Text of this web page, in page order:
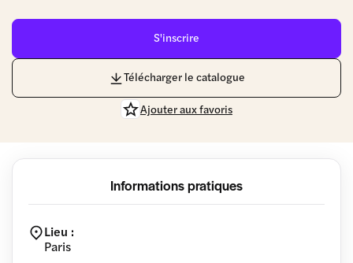
S'inscrire
Télécharger le catalogue
Ajouter aux favoris
Informations pratiques
Lieu :
Paris